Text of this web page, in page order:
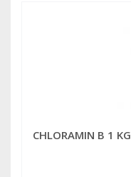
CHLORAMIN B 1 KG